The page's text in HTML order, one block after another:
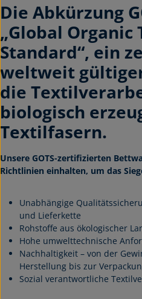
Die Abkürzung
„Global Organic
Standard“, ein
weltweit
die
biologisch
Textilfasern.
Unsere GOTS-zertifizierten
Richtlinien einhalten, um das
Unabhängige
und Lieferkette
Rohstoffe aus ökologischer
Hohe umwelttechnische
Nachhaltigkeit – von der
Herstellung bis zur
Sozial verantwortliche